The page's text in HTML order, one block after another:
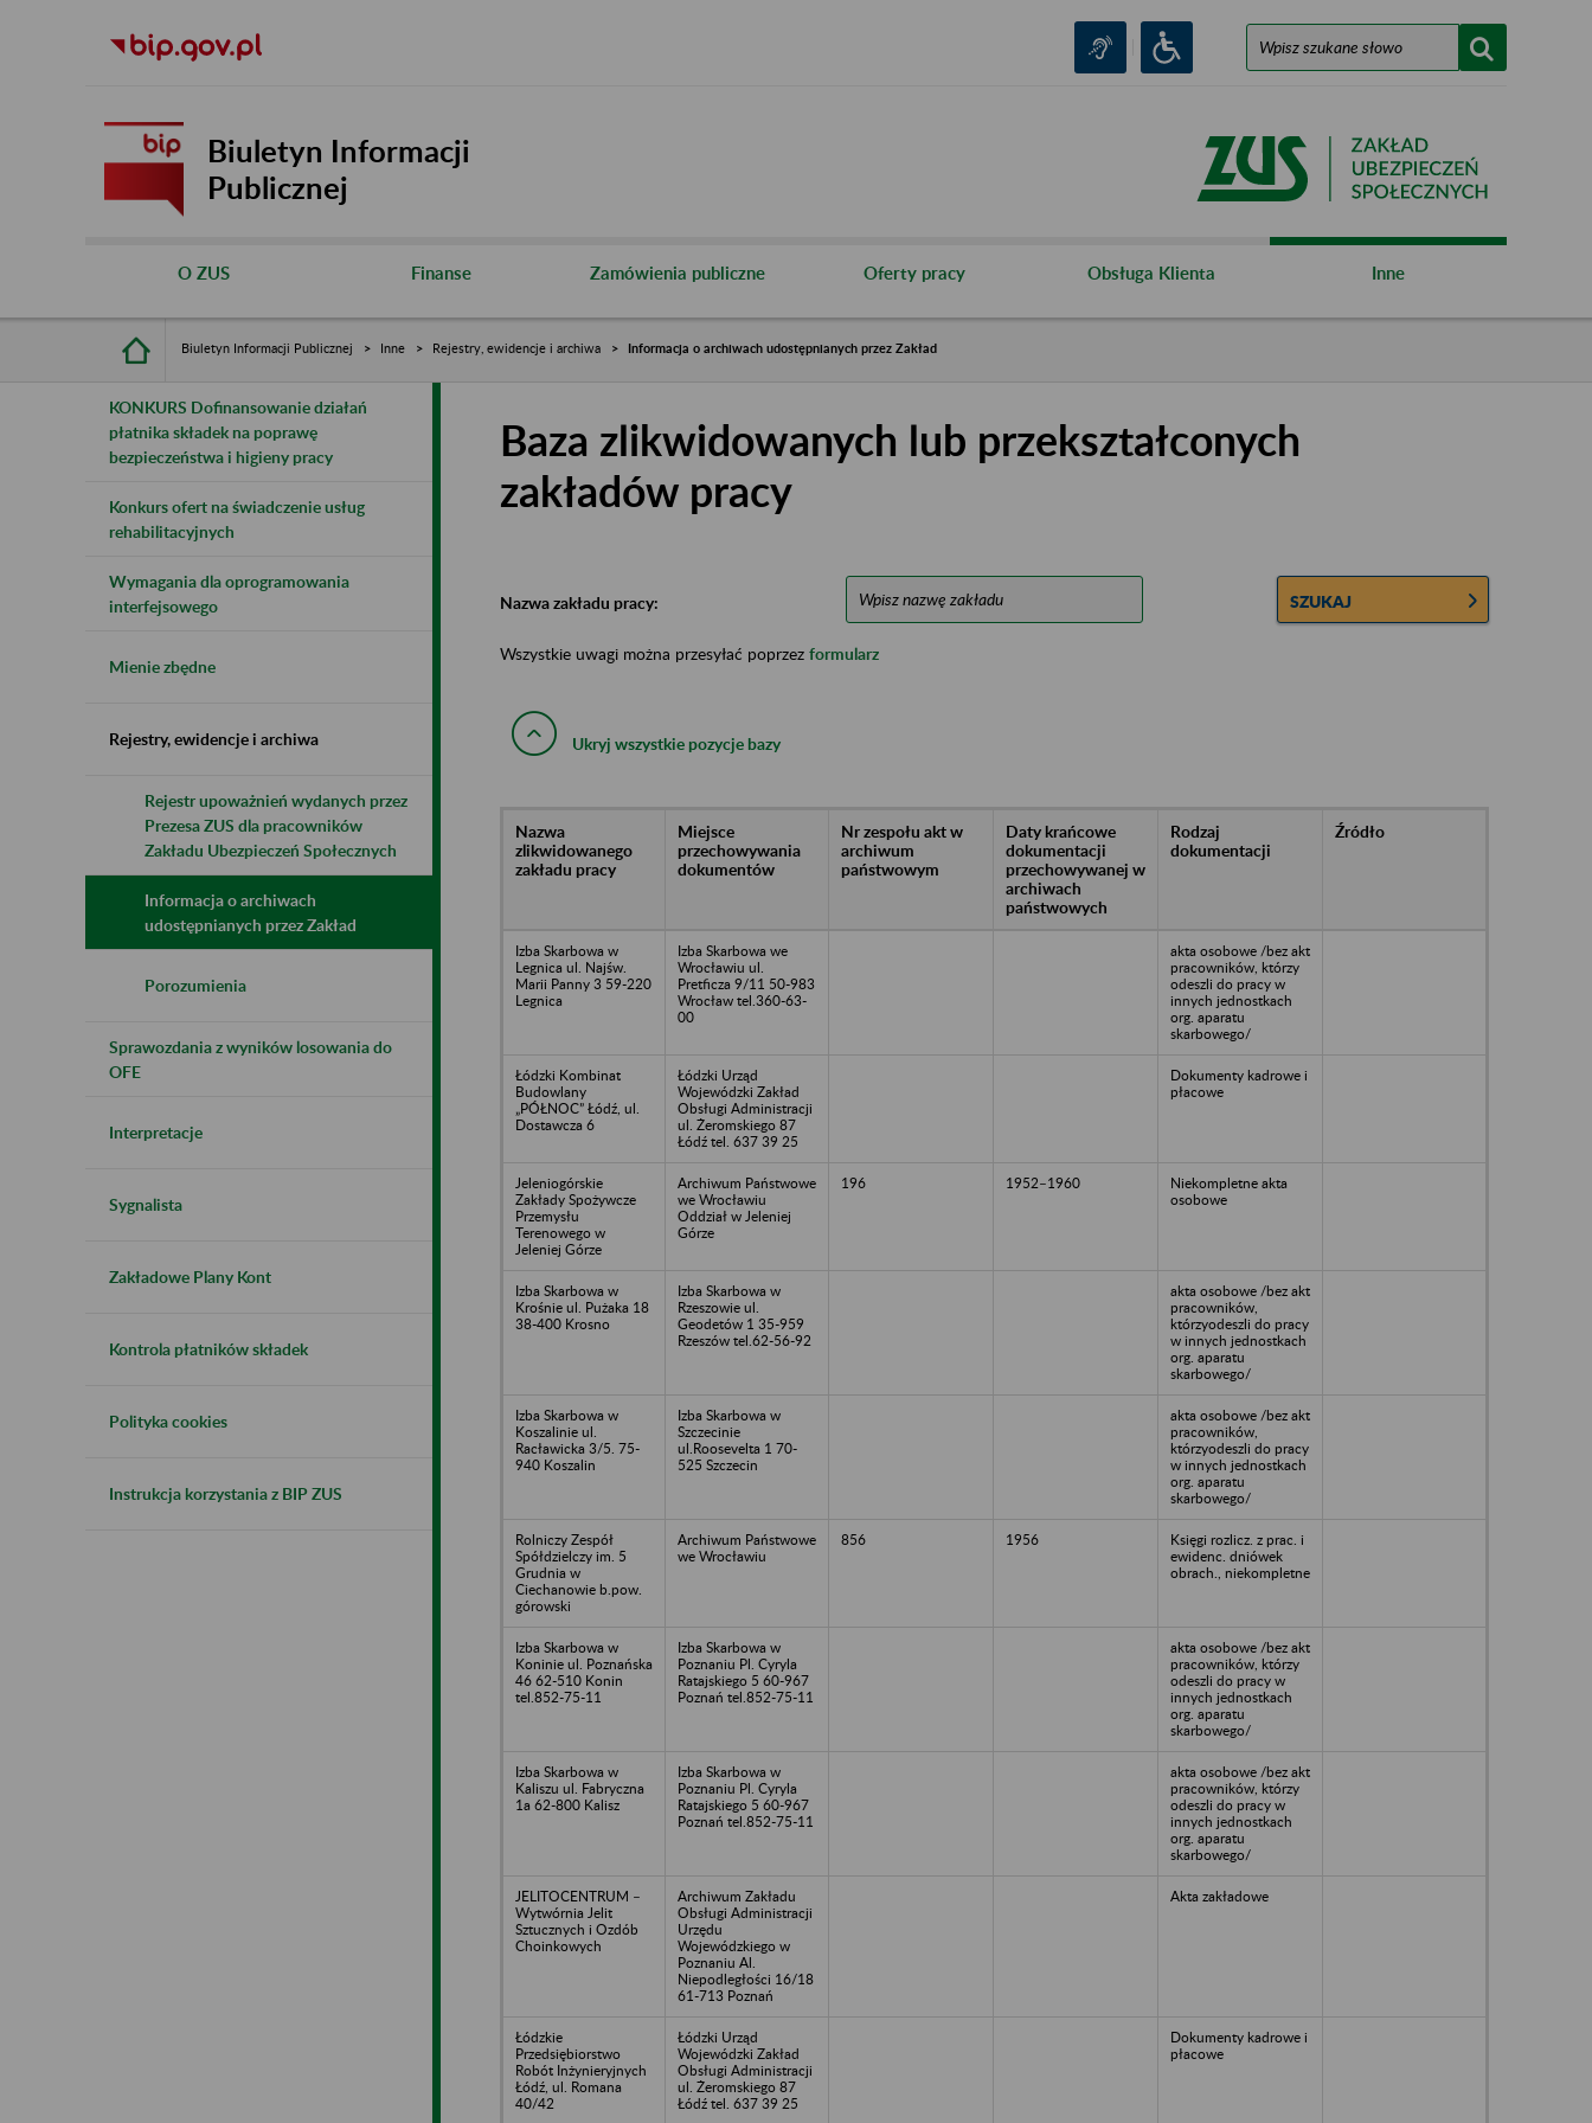
Biuletyn Informacji
Publicznej
O ZUS Finanse Zamówienia publiczne Oferty pracy Obsługa Klienta Inne
Biuletyn Informacji Publicznej Inne Rejestry, ewidencje i archiwa Informacja o archiwach udostępnianych przez Zakład
KONKURS Dofinansowanie działań
płatnika składek na poprawę
bezpieczeństwa i higieny pracy
Konkurs ofert na świadczenie usług
rehabilitacyjnych
Wymagania dla oprogramowania
interfejsowego
Mienie zbędne
Rejestry, ewidencje i archiwa
Rejestr upoważnień wydanych przez
Prezesa ZUS dla pracowników
Zakładu Ubezpieczeń Społecznych
Informacja o archiwach
udostępnianych przez Zakład
Porozumienia
Sprawozdania z wyników losowania do
OFE
Interpretacje
Sygnalista
Zakładowe Plany Kont
Kontrola płatników składek
Polityka cookies
Instrukcja korzystania z BIP ZUS
Baza zlikwidowanych lub przekształconych
zakładów pracy
Nazwa zakładu pracy: SZUKAJ
Wszystkie uwagi można przesyłać poprzez formularz
Ukryj wszystkie pozycje bazy
Nazwa
zlikwidowanego
zakładu pracy
Miejsce
przechowywania
dokumentów
Nr zespołu akt w
archiwum
państwowym
Daty krańcowe
dokumentacji
przechowywanej w
archiwach
państwowych
Rodzaj
dokumentacji
Źródło
Izba Skarbowa w
Legnica ul. Najśw.
Marii Panny 3 59-220
Legnica
Izba Skarbowa we
Wrocławiu ul.
Pretficza 9/11 50-983
Wrocław tel.360-63-
00
akta osobowe /bez akt
pracowników, którzy
odeszli do pracy w
innych jednostkach
org. aparatu
skarbowego/
Łódzki Kombinat
Budowlany
„PÓŁNOC” Łódź, ul.
Dostawcza 6
Łódzki Urząd
Wojewódzki Zakład
Obsługi Administracji
ul. Żeromskiego 87
Łódź tel. 637 39 25
Dokumenty kadrowe i
płacowe
Jeleniogórskie
Zakłady Spożywcze
Przemysłu
Terenowego w
Jeleniej Górze
Archiwum Państwowe
we Wrocławiu
Oddział w Jeleniej
Górze
196 1952–1960
Niekompletne akta
osobowe
Izba Skarbowa w
Krośnie ul. Pużaka 18
38-400 Krosno
Izba Skarbowa w
Rzeszowie ul.
Geodetów 1 35-959
Rzeszów tel.62-56-92
akta osobowe /bez akt
pracowników,
którzyodeszli do pracy
w innych jednostkach
org. aparatu
skarbowego/
Izba Skarbowa w
Koszalinie ul.
Racławicka 3/5. 75-
940 Koszalin
Izba Skarbowa w
Szczecinie
ul.Roosevelta 1 70-
525 Szczecin
akta osobowe /bez akt
pracowników,
którzyodeszli do pracy
w innych jednostkach
org. aparatu
skarbowego/
Rolniczy Zespół
Spółdzielczy im. 5
Grudnia w
Ciechanowie b.pow.
górowski
Archiwum Państwowe
we Wrocławiu
856 1956
Księgi rozlicz. z prac. i
ewidenc. dniówek
obrach., niekompletne
Izba Skarbowa w
Koninie ul. Poznańska
46 62-510 Konin
tel.852-75-11
Izba Skarbowa w
Poznaniu Pl. Cyryla
Ratajskiego 5 60-967
Poznań tel.852-75-11
akta osobowe /bez akt
pracowników, którzy
odeszli do pracy w
innych jednostkach
org. aparatu
skarbowego/
Izba Skarbowa w
Kaliszu ul. Fabryczna
1a 62-800 Kalisz
Izba Skarbowa w
Poznaniu Pl. Cyryla
Ratajskiego 5 60-967
Poznań tel.852-75-11
akta osobowe /bez akt
pracowników, którzy
odeszli do pracy w
innych jednostkach
org. aparatu
skarbowego/
JELITOCENTRUM –
Wytwórnia Jelit
Sztucznych i Ozdób
Choinkowych
Archiwum Zakładu
Obsługi Administracji
Urzędu
Wojewódzkiego w
Poznaniu Al.
Niepodległości 16/18
61-713 Poznań
Akta zakładowe
Łódzkie
Przedsiębiorstwo
Robót Inżynieryjnych
Łódź, ul. Romana
40/42
Łódzki Urząd
Wojewódzki Zakład
Obsługi Administracji
ul. Żeromskiego 87
Łódź tel. 637 39 25
Dokumenty kadrowe i
płacowe